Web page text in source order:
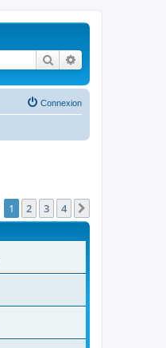
Rechercher
Connexion
1 2 3 4